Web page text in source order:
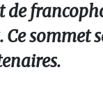
Ce sommet